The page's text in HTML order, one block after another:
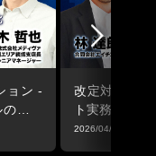
ョン -
最適
改定対応で
ト実務・施
2026/04/02